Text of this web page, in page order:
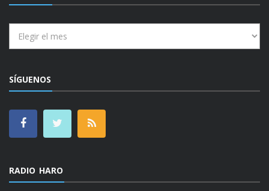
SÍGUENOS
RADIO HARO